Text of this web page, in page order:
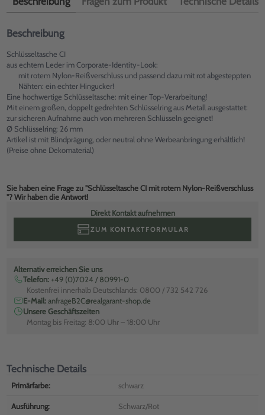
Beschreibung
Schlüsseltasche CI
aus echtem Leder im Corporate-Identity-Look:
mit rotem Nylon-Reißverschluss und passend dazu mit rot abgesteppten
Nähten: ein echter Hingucker!
Eine hochwertige Schlüsseltasche: mit einer Top-Verarbeitung!
Mit einem großen, doppelt gedrehten Schlüsselring aus Metall ausgestattet:
zur sicheren Aufnahme auch von mehreren Schlüsseln geeignet!
Ø Schlüsselring: 26 mm
Artikel ist mit Blindprägung, oder neutral ohne Werbeanbringung erhältlich!
(Preise ohne Dekomaterial)
Sie haben eine Frage zu "Schlüsseltasche CI mit rotem Nylon-Reißverschluss
"? Wir haben die Antwort!
Direkt Kontakt aufnehmen
ZUM KONTAKTFORMULAR
Alternativ erreichen Sie uns
Telefon: +49 (0)7024 / 80991-0
Kostenfrei innerhalb Deutschlands: 0800 / 732 542 726
E-Mail:anfrageB2C@realgarant-shop.de
Unsere Geschäftszeiten
Montag bis Freitag: 8:00 Uhr – 18:00 Uhr
Technische Details
Primärfarbe: schwarz
Ausführung: Schwarz/Rot